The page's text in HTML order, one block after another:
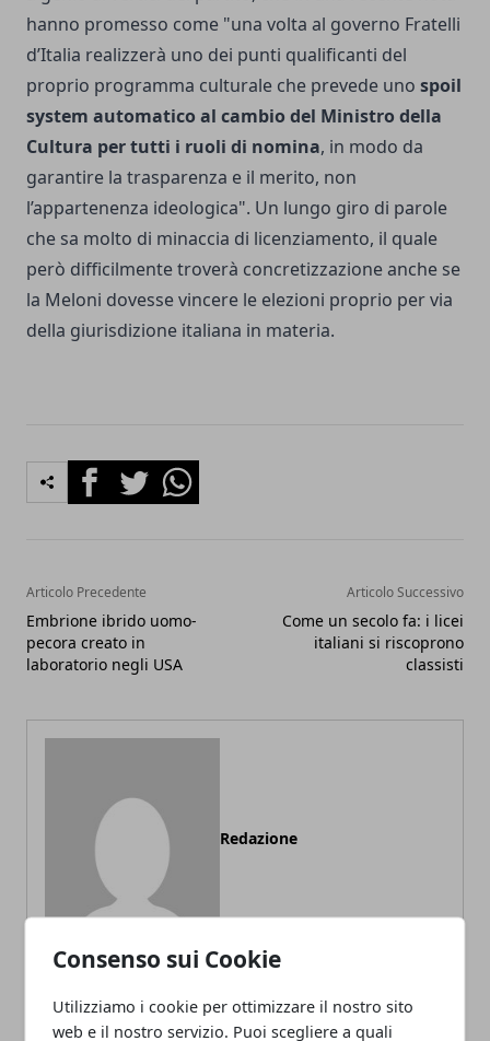
Consenso sui Cookie
Utilizziamo i cookie per ottimizzare il nostro sito
web e il nostro servizio. Puoi scegliere a quali
hanno promesso come "una volta al governo Fratelli
d’Italia realizzerà uno dei punti qualificanti del
proprio programma culturale che prevede uno spoil
system automatico al cambio del Ministro della
Cultura per tutti i ruoli di nomina, in modo da
garantire la trasparenza e il merito, non
l’appartenenza ideologica". Un lungo giro di parole
che sa molto di minaccia di licenziamento, il quale
però difficilmente troverà concretizzazione anche se
la Meloni dovesse vincere le elezioni proprio per via
della giurisdizione italiana in materia.
FacebookTwitterWhatsapp
Articolo Precedente
Embrione ibrido uomo-
pecora creato in
laboratorio negli USA
Articolo Successivo
Come un secolo fa: i licei
italiani si riscoprono
classisti
Redazione